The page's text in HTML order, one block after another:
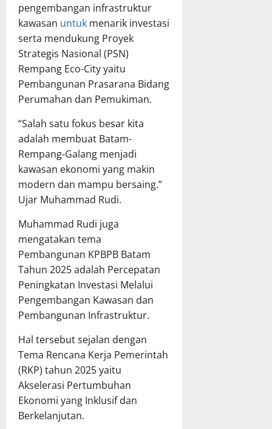
pengembangan infrastruktur
kawasan untuk menarik investasi
serta mendukung Proyek
Strategis Nasional (PSN)
Rempang Eco-City yaitu
Pembangunan Prasarana Bidang
Perumahan dan Pemukiman.
“Salah satu fokus besar kita
adalah membuat Batam-
Rempang-Galang menjadi
kawasan ekonomi yang makin
modern dan mampu bersaing.”
Ujar Muhammad Rudi.
Muhammad Rudi juga
mengatakan tema
Pembangunan KPBPB Batam
Tahun 2025 adalah Percepatan
Peningkatan Investasi Melalui
Pengembangan Kawasan dan
Pembangunan Infrastruktur.
Hal tersebut sejalan dengan
Tema Rencana Kerja Pemerintah
(RKP) tahun 2025 yaitu
Akselerasi Pertumbuhan
Ekonomi yang Inklusif dan
Berkelanjutan.